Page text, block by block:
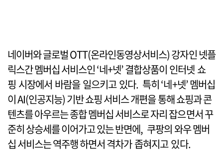
네이버와 글로벌 OTT(온라인동영상서비스) 강자인 넷플
릭스간 멤버십 서비스인 ‘네+넷’ 결합상품이 인터넷 쇼
핑 시장에서 바람을 일으키고 있다. 특히 ‘네+넷’ 멤버십
이 AI(인공지능) 기반 쇼핑 서비스 개편을 통해 쇼핑과 콘
텐츠를 아우르는 종합 멤버십 서비스로 자리 잡으면서 꾸
준히 상승세를 이어가고 있는 반면에, 쿠팡의 와우 멤버
십 서비스는 역주행 하면서 격차가 좁혀지고 있다.